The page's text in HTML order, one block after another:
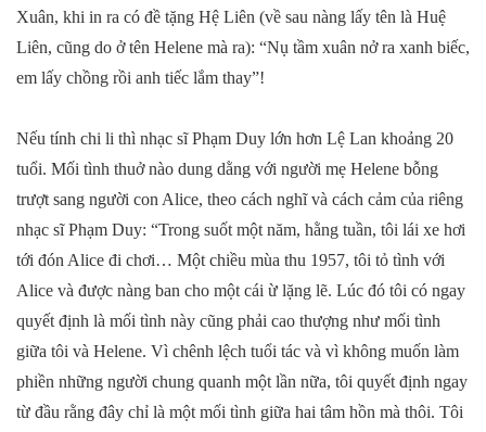
Xuân, khi in ra có đề tặng Hệ Liên (về sau nàng lấy tên là Huệ
Liên, cũng do ở tên Helene mà ra): “Nụ tầm xuân nở ra xanh biếc,
em lấy chồng rồi anh tiếc lắm thay”!
Nếu tính chi li thì nhạc sĩ Phạm Duy lớn hơn Lệ Lan khoảng 20
tuổi. Mối tình thuở nào dung dằng với người mẹ Helene bỗng
trượt sang người con Alice, theo cách nghĩ và cách cảm của riêng
nhạc sĩ Phạm Duy: “Trong suốt một năm, hằng tuần, tôi lái xe hơi
tới đón Alice đi chơi… Một chiều mùa thu 1957, tôi tỏ tình với
Alice và được nàng ban cho một cái ừ lặng lẽ. Lúc đó tôi có ngay
quyết định là mối tình này cũng phải cao thượng như mối tình
giữa tôi và Helene. Vì chênh lệch tuổi tác và vì không muốn làm
phiền những người chung quanh một lần nữa, tôi quyết định ngay
từ đầu rằng đây chỉ là một mối tình giữa hai tâm hồn mà thôi. Tôi